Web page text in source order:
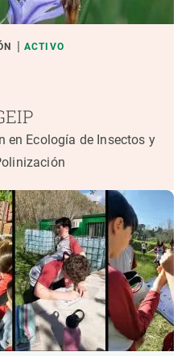
ACTIVO
en Ecología de Insectos y